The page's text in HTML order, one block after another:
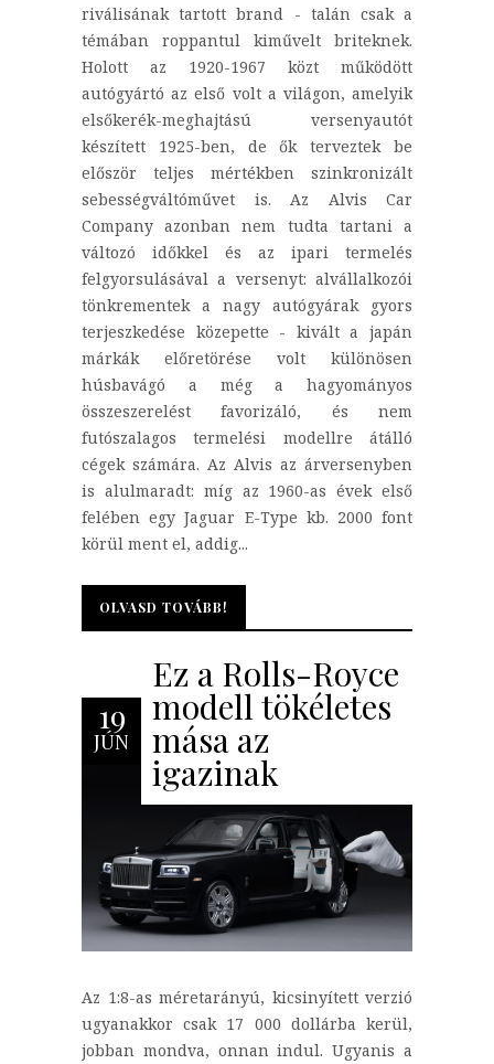
riválisának tartott brand - talán csak a
témában roppantul kiművelt briteknek.
Holott az 1920-1967 közt működött
autógyártó az első volt a világon, amelyik
elsőkerék-meghajtású versenyautót
készített 1925-ben, de ők terveztek be
először teljes mértékben szinkronizált
sebességváltóművet is. Az Alvis Car
Company azonban nem tudta tartani a
változó időkkel és az ipari termelés
felgyorsulásával a versenyt: alvállalkozói
tönkrementek a nagy autógyárak gyors
terjeszkedése közepette - kivált a japán
márkák előretörése volt különösen
húsbavágó a még a hagyományos
összeszerelést favorizáló, és nem
futószalagos termelési modellre átálló
cégek számára. Az Alvis az árversenyben
is alulmaradt: míg az 1960-as évek első
felében egy Jaguar E-Type kb. 2000 font
körül ment el, addig...
OLVASD TOVÁBB!
OLVASD TOVÁBB!
19
JÚN
Ez a Rolls-Royce
modell tökéletes
mása az
igazinak
Az 1:8-as méretarányú, kicsinyített verzió
ugyanakkor csak 17 000 dollárba kerül,
jobban mondva, onnan indul. Ugyanis a